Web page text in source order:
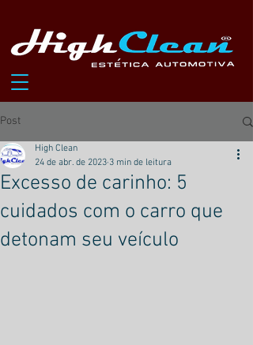
Post
Excesso de carinho: 5
cuidados com o carro que
detonam seu veículo
High Clean
24 de abr. de 2023 3 min de leitura